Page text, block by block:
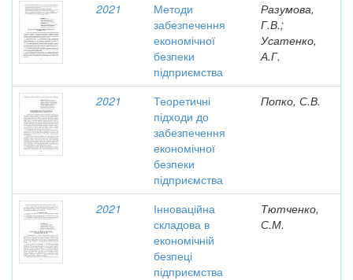
2021
Методи
забезпечення
економічної
безпеки
підприємства
Разумова,
Г.В.;
Усатенко,
А.Г.
2021
Теоретичні
підходи до
забезпечення
економічної
безпеки
підприємства
Попко, С.В.
2021
Інноваційна
складова в
економічній
безпеці
підприємства
Тютченко,
С.М.